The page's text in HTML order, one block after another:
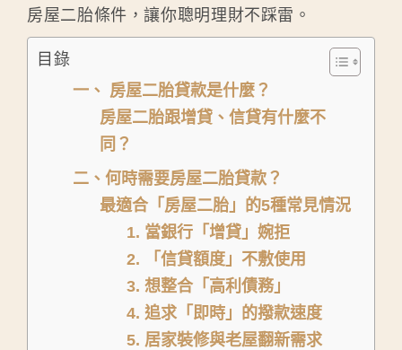
房屋二胎條件，讓你聰明理財不踩雷。
目錄
一、 房屋二胎貸款是什麼？
房屋二胎跟增貸、信貸有什麼不
同？
二、何時需要房屋二胎貸款？
最適合「房屋二胎」的5種常見情況
1. 當銀行「增貸」婉拒
2. 「信貸額度」不敷使用
3. 想整合「高利債務」
4. 追求「即時」的撥款速度
5. 居家裝修與老屋翻新需求